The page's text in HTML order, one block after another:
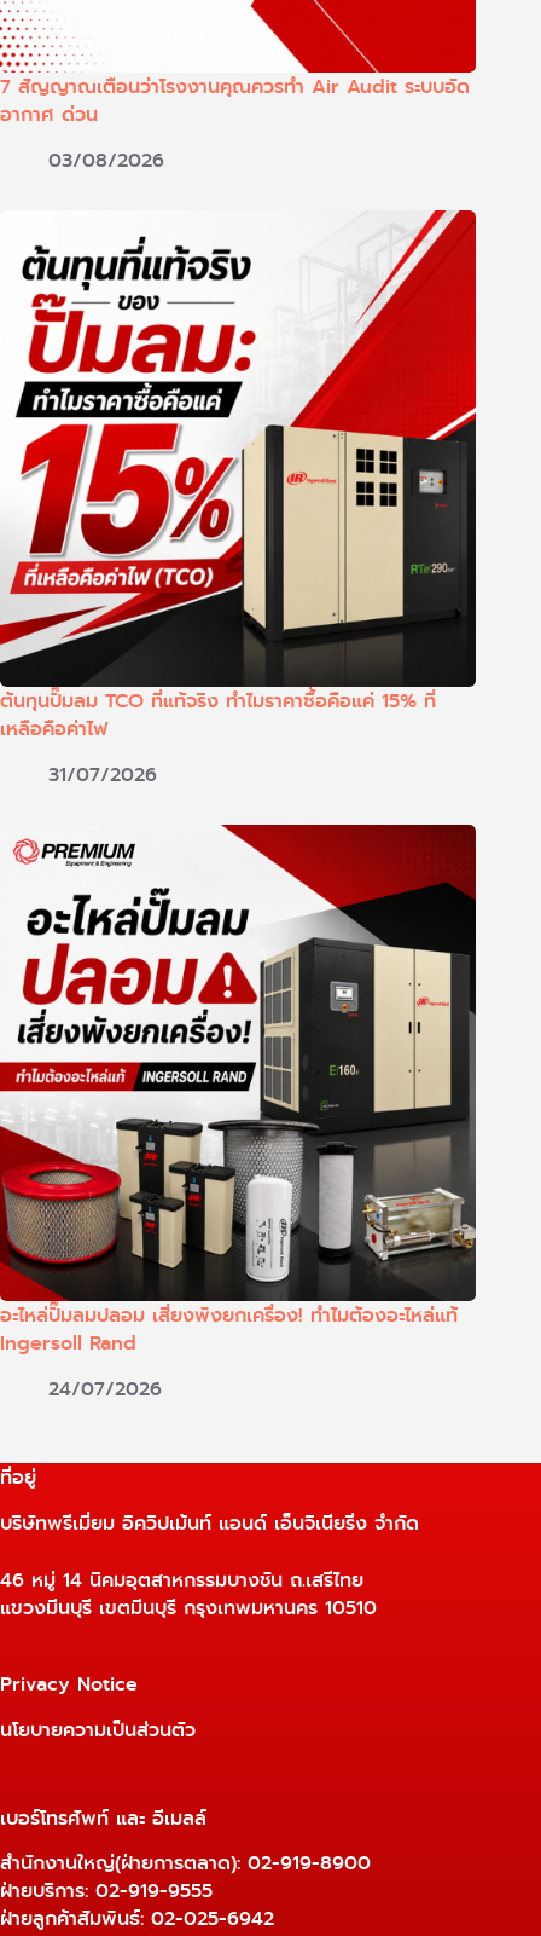
7 สัญญาณเตือนว่าโรงงานคุณควรทำ Air Audit ระบบอัด
อากาศ ด่วน
03/08/2026
ต้นทุนปั๊มลม TCO ที่แท้จริง ทำไมราคาซื้อคือแค่ 15% ที่
เหลือคือค่าไฟ
31/07/2026
อะไหล่ปั๊มลมปลอม เสี่ยงพังยกเครื่อง! ทำไมต้องอะไหล่แท้
Ingersoll Rand
24/07/2026
ที่อยู่
บริษัทพรีเมี่ยม อิควิปเม้นท์ แอนด์ เอ็นจิเนียริ่ง จำกัด
46 หมู่ 14 นิคมอุตสาหกรรมบางชัน ถ.เสรีไทย
แขวงมีนบุรี เขตมีนบุรี กรุงเทพมหานคร 10510
Privacy Notice
นโยบายความเป็นส่วนตัว
เบอร์โทรศัพท์ และ อีเมลล์
สำนักงานใหญ่(ฝ่ายการตลาด): 02-919-8900
ฝ่ายบริการ: 02-919-9555
ฝ่ายลูกค้าสัมพันธ์: 02-025-6942